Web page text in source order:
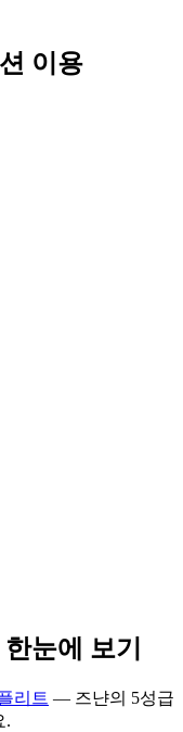
이용
눈에 보기
리트 — 즈냔의 5성급
.